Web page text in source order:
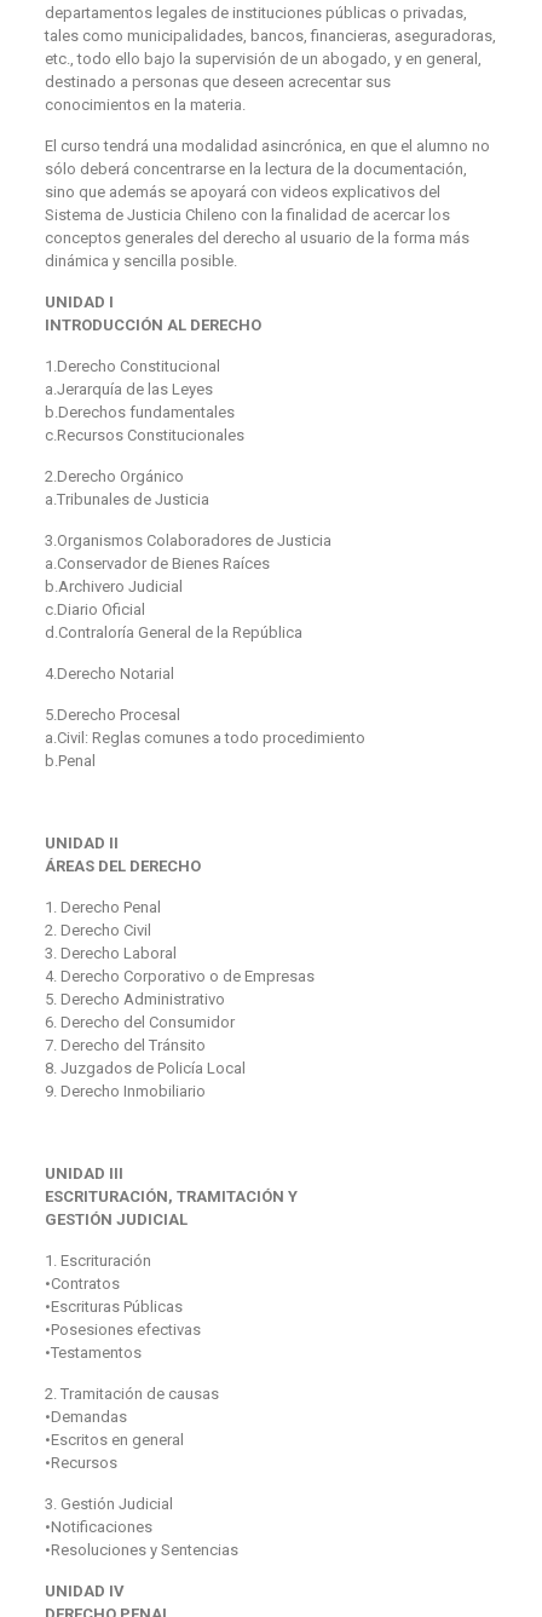
departamentos legales de instituciones públicas o privadas,
tales como municipalidades, bancos, financieras, aseguradoras,
etc., todo ello bajo la supervisión de un abogado, y en general,
destinado a personas que deseen acrecentar sus
conocimientos en la materia.
El curso tendrá una modalidad asincrónica, en que el alumno no
sólo deberá concentrarse en la lectura de la documentación,
sino que además se apoyará con videos explicativos del
Sistema de Justicia Chileno con la finalidad de acercar los
conceptos generales del derecho al usuario de la forma más
dinámica y sencilla posible.
UNIDAD I
INTRODUCCIÓN AL DERECHO
1.Derecho Constitucional
a.Jerarquía de las Leyes
b.Derechos fundamentales
c.Recursos Constitucionales
2.Derecho Orgánico
a.Tribunales de Justicia
3.Organismos Colaboradores de Justicia
a.Conservador de Bienes Raíces
b.Archivero Judicial
c.Diario Oficial
d.Contraloría General de la República
4.Derecho Notarial
5.Derecho Procesal
a.Civil: Reglas comunes a todo procedimiento
b.Penal
UNIDAD II
ÁREAS DEL DERECHO
1. Derecho Penal
2. Derecho Civil
3. Derecho Laboral
4. Derecho Corporativo o de Empresas
5. Derecho Administrativo
6. Derecho del Consumidor
7. Derecho del Tránsito
8. Juzgados de Policía Local
9. Derecho Inmobiliario
UNIDAD III
ESCRITURACIÓN, TRAMITACIÓN Y
GESTIÓN JUDICIAL
1. Escrituración
•Contratos
•Escrituras Públicas
•Posesiones efectivas
•Testamentos
2. Tramitación de causas
•Demandas
•Escritos en general
•Recursos
3. Gestión Judicial
•Notificaciones
•Resoluciones y Sentencias
UNIDAD IV